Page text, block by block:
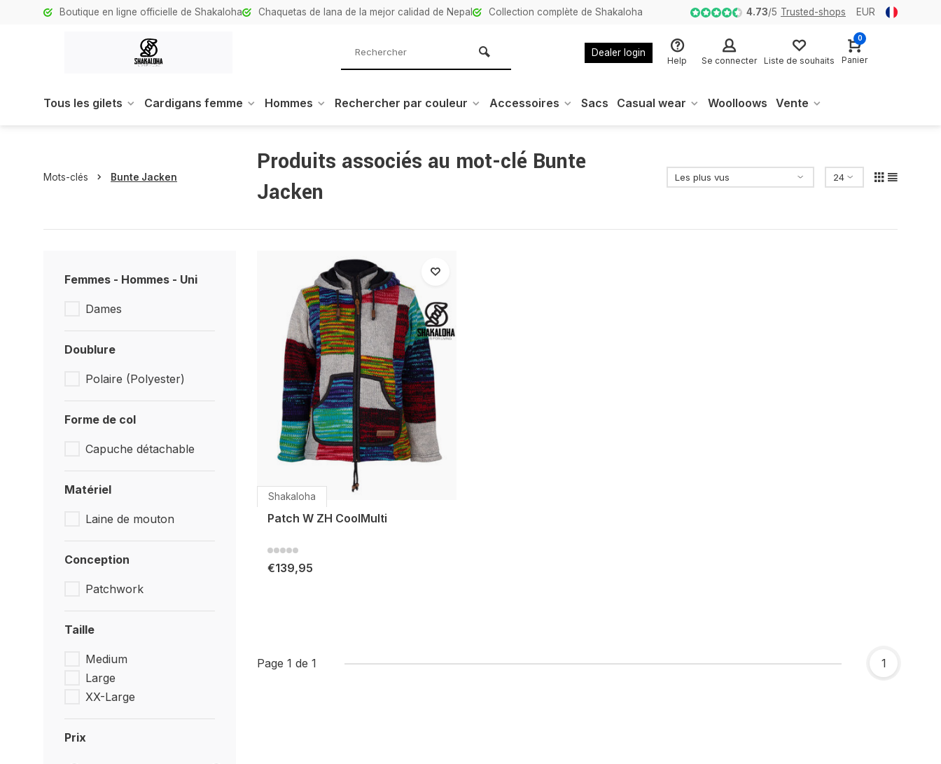
Boutique en ligne officielle de Shakaloha Chaquetas de lana de la mejor calidad de Nepal Collection complète de Shakaloha 4.73/5 Trusted-shops EUR
Dealer login
Help Se connecter Liste de souhaits
0
Panier
Tous les gilets Cardigans femme Hommes Rechercher par couleur Accessoires Sacs Casual wear Woolloows Vente
Mots-clés Bunte Jacken
Produits associés au mot-clé Bunte
Jacken
Femmes - Hommes - Uni
Dames
Doublure
Polaire (Polyester)
Forme de col
Capuche détachable
Matériel
Laine de mouton
Conception
Patchwork
Taille
Medium
Large
XX-Large
Prix
Shakaloha
Patch W ZH CoolMulti
€139,95
Page 1 de 1 1